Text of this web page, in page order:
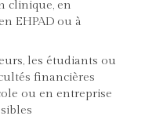
clinique, en
EHPAD ou à
les étudiants ou
financières
ou en entreprise